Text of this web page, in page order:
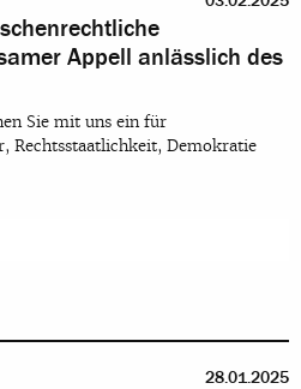
Appell anlässlich des
Sie mit uns ein für
Rechtsstaatlichkeit, Demokratie
28.01.2025